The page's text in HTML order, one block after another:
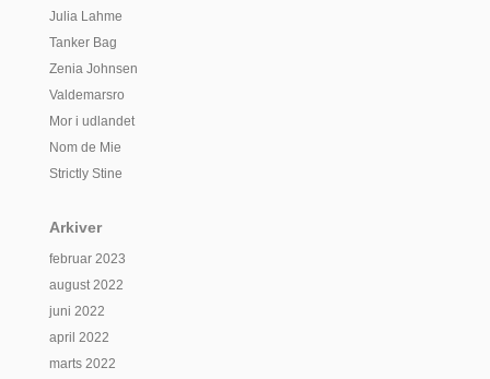
Julia Lahme
Tanker Bag
Zenia Johnsen
Valdemarsro
Mor i udlandet
Nom de Mie
Strictly Stine
Arkiver
februar 2023
august 2022
juni 2022
april 2022
marts 2022